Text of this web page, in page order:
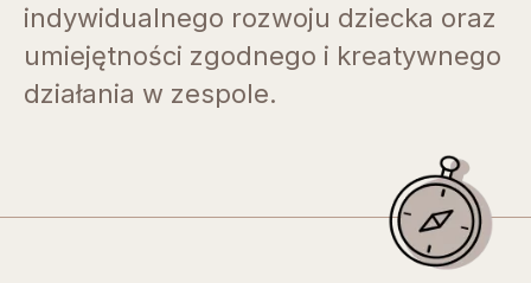
indywidualnego rozwoju dziecka oraz
umiejętności zgodnego i kreatywnego
działania w zespole.